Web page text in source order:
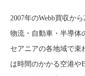
2007年のWebb買収か
物流・自動車・半導体
セアニアの各地域で束
は時間のかかる空港や